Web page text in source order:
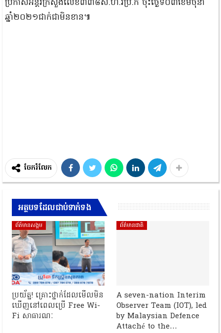
ប្រកាសអន្តរក្រសួងលេខ៣៣៨ស.ហ.វប្រ.ក ចុះថ្ងៃទី០៣ខែមិថុនា
ឆ្នាំ២០២១ជាក់ជាមិនខាន៕
ចែករំលែក
អត្ថបទដែលជាប់ទាក់ទង
ព័ត៍មានសង្គម
ប្រយ័ត្ន! គ្រោះថ្នាក់ដែលមើលមិន
ឃើញនៅពេលប្រើ Free Wi-
Fi សាធារណៈ
ព័ត៌មានជាតិ
A seven-nation Interim
Observer Team (IOT), led
by Malaysian Defence
Attaché to the…